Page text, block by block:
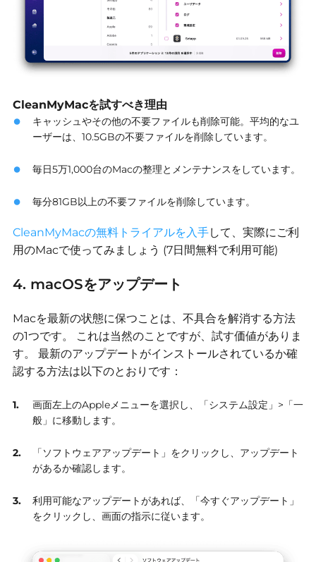
CleanMyMacを試すべき理由
キャッシュやその他の不要ファイルも削除可能。平均的なユ
ーザーは、10.5GBの不要ファイルを削除しています。
毎日5万1,000台のMacの整理とメンテナンスをしています。
毎分81GB以上の不要ファイルを削除しています。
CleanMyMacの無料トライアルを入手して、実際にご利
用のMacで使ってみましょう (7日間無料で利用可能)
4. macOSをアップデート
Macを最新の状態に保つことは、不具合を解消する方法
の1つです。
これは当然のことですが、試す価値がありま
す。
最新のアップデートがインストールされているか確
認する方法は以下のとおりです：
画面左上のAppleメニューを選択し、「システム設定」>「一
般」に移動します。
「ソフトウェアアップデート」をクリックし、アップデート
があるか確認します。
利用可能なアップデートがあれば、「今すぐアップデート」
をクリックし、画面の指示に従います。